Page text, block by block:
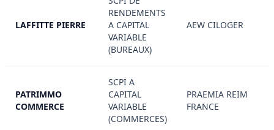
LAFFITTE PIERRE
RENDEMENTS
A CAPITAL
VARIABLE
(BUREAUX)
AEW CILOGER
PATRIMMO
COMMERCE
SCPI A
CAPITAL
VARIABLE
(COMMERCES)
PRAEMIA REIM
FRANCE